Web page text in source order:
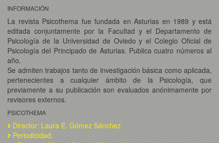
INFORMACIÓN
La revista Psicothema fue fundada en Asturias en 1989 y está
editada conjuntamente por la Facultad y el Departamento de
Psicología de la Universidad de Oviedo y el Colegio Oficial de
Psicología del Principado de Asturias. Publica cuatro números al
año.
Se admiten trabajos tanto de investigación básica como aplicada,
pertenecientes a cualquier ámbito de la Psicología, que
previamente a su publicación son evaluados anónimamente por
revisores externos.
PSICOTHEMA
Director: Laura E. Gómez Sánchez
Periodicidad: